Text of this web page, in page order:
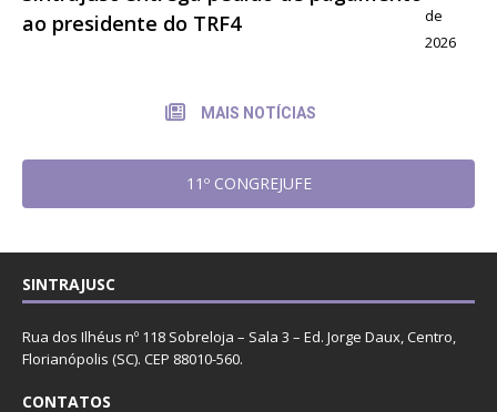
ao presidente do TRF4
de
2026
MAIS NOTÍCIAS
11º CONGREJUFE
SINTRAJUSC
Rua dos Ilhéus nº 118 Sobreloja – Sala 3 – Ed. Jorge Daux, Centro,
Florianópolis (SC). CEP 88010-560.
CONTATOS